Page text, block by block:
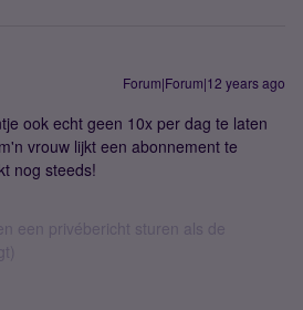
Forum|Forum|12 years ago
ook echt geen 10x per dag te laten
vrouw lijkt een abonnement te
nog steeds!
een privébericht sturen als de